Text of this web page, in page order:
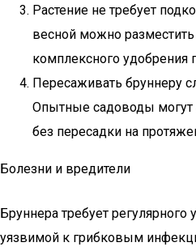
Растение не требует
весной можно
комплексного удобрения
Пересаживать бруннеру
Опытные садоводы
без пересадки на
Болезни и вредители
Бруннера требует регулярного
уязвимой к грибковым